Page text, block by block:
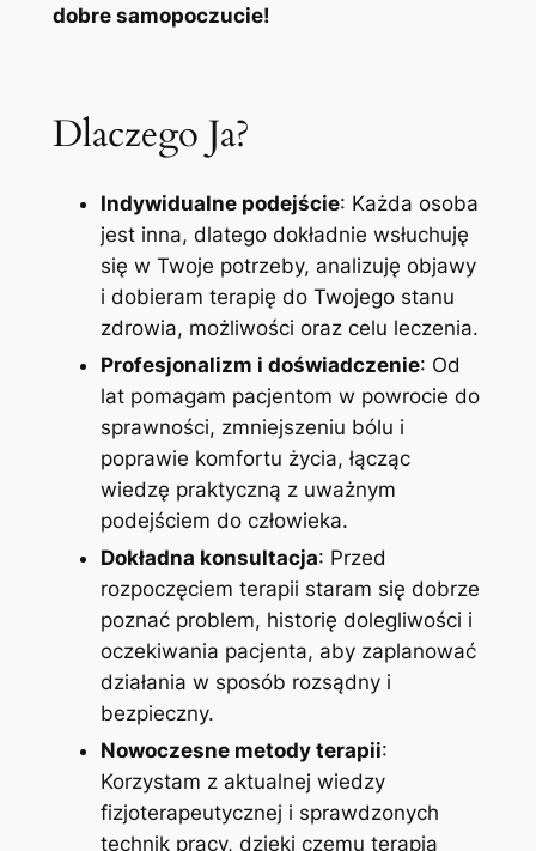
dobre samopoczucie!
Dlaczego Ja?
Indywidualne podejście: Każda osoba
jest inna, dlatego dokładnie wsłuchuję
się w Twoje potrzeby, analizuję objawy
i dobieram terapię do Twojego stanu
zdrowia, możliwości oraz celu leczenia.
Profesjonalizm i doświadczenie: Od
lat pomagam pacjentom w powrocie do
sprawności, zmniejszeniu bólu i
poprawie komfortu życia, łącząc
wiedzę praktyczną z uważnym
podejściem do człowieka.
Dokładna konsultacja: Przed
rozpoczęciem terapii staram się dobrze
poznać problem, historię dolegliwości i
oczekiwania pacjenta, aby zaplanować
działania w sposób rozsądny i
bezpieczny.
Nowoczesne metody terapii:
Korzystam z aktualnej wiedzy
fizjoterapeutycznej i sprawdzonych
technik pracy, dzięki czemu terapia